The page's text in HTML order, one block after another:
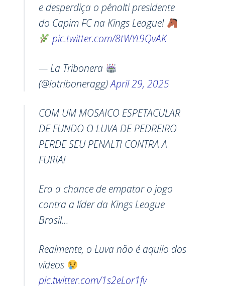
e desperdiça o pênalti presidente
do Capim FC na Kings League!
pic.twitter.com/8tWYt9QvAK
— La Tribonera
(@latriboneragg)April 29, 2025
COM UM MOSAICO ESPETACULAR
DE FUNDO O LUVA DE PEDREIRO
PERDE SEU PENALTI CONTRA A
FURIA!
Era a chance de empatar o jogo
contra a líder da Kings League
Brasil…
Realmente, o Luva não é aquilo dos
vídeos
pic.twitter.com/1s2eLor1fv